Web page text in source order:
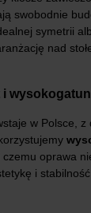
swobodnie
symetrii
nad
w Polsce, z
czemu oprawa
i